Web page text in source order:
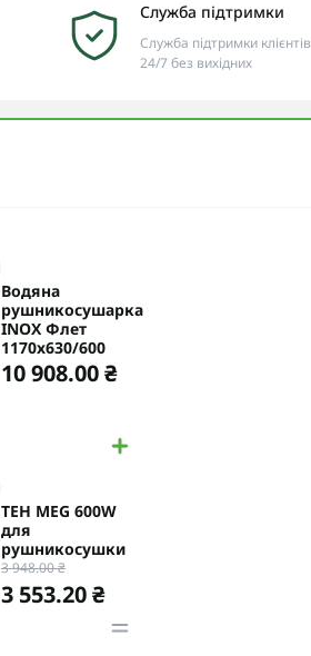
Служба підтримки
Служба підтримки клієнтів
24/7 без вихідних
Водяна
рушникосушарка
INOX Флет
1170х630/600
10 908.00 ₴
ТЕН MEG 600W
для
рушникосушки
3 948.00 ₴
3 553.20 ₴